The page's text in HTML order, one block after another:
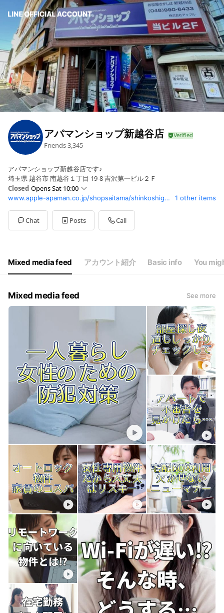
アパマンショップ新越谷店
Friends3,345
アパマンショップ新越谷店です♪
埼玉県 越谷市 南越谷１丁目 19-8 吉沢第一ビル２Ｆ
Closed Opens Sat 10:00
Sun10:00 - 19:00
Mon10:00 - 19:00
Tue10:00 - 19:00
WedClosed
Sat
10:00 - 19:00
水曜定休日
www.apple-apaman.co.jp/shopsaitama/shinkoshigaya/ 1 other items
Chat Posts Call
Mixed media feed アカウント紹介 Basic info You
Mixed media feed See more